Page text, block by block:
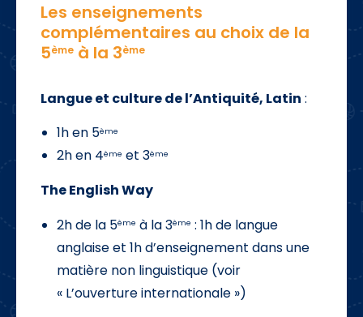
Les enseignements
complémentaires au choix de la
5ème à la 3ème
Langue et culture de l’Antiquité, Latin :
1h en 5ème
2h en 4ème et 3ème
The English Way
2h de la 5ème à la 3ème : 1h de langue
anglaise et 1h d’enseignement dans une
matière non linguistique (voir
« L’ouverture internationale »)